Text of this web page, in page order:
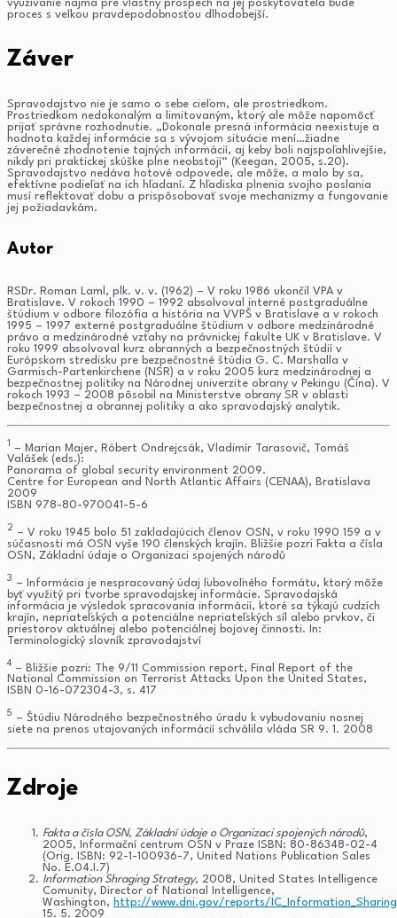
využívanie najmä pre vlastný prospech na jej poskytovateľa bude
proces s veľkou pravdepodobnosťou dlhodobejší.
Záver
Spravodajstvo nie je samo o sebe cieľom, ale prostriedkom.
Prostriedkom nedokonalým a limitovaným, ktorý ale môže napomôcť
prijať správne rozhodnutie. „Dokonale presná informácia neexistuje a
hodnota každej informácie sa s vývojom situácie mení…žiadne
záverečné zhodnotenie tajných informácií, aj keby boli najspoľahlivejšie,
nikdy pri praktickej skúške plne neobstojí“ (Keegan, 2005, s.20).
Spravodajstvo nedáva hotové odpovede, ale môže, a malo by sa,
efektívne podieľať na ich hľadaní. Z hľadiska plnenia svojho poslania
musí reflektovať dobu a prispôsobovať svoje mechanizmy a fungovanie
jej požiadavkám.
Autor
RSDr. Roman Laml, plk. v. v. (1962) – V roku 1986 ukončil VPA v
Bratislave. V rokoch 1990 – 1992 absolvoval interné postgraduálne
štúdium v odbore filozófia a história na VVPŠ v Bratislave a v rokoch
1995 – 1997 externé postgraduálne štúdium v odbore medzinárodné
právo a medzinárodné vzťahy na právnickej fakulte UK v Bratislave. V
roku 1999 absolvoval kurz obranných a bezpečnostných štúdií v
Európskom stredisku pre bezpečnostné štúdia G. C. Marshalla v
Garmisch-Partenkirchene (NSR) a v roku 2005 kurz medzinárodnej a
bezpečnostnej politiky na Národnej univerzite obrany v Pekingu (Čína). V
rokoch 1993 – 2008 pôsobil na Ministerstve obrany SR v oblasti
bezpečnostnej a obrannej politiky a ako spravodajský analytik.
1
– Marian Majer, Róbert Ondrejcsák, Vladimír Tarasovič, Tomáš
Valášek (eds.):
Panorama of global security environment 2009.
Centre for European and North Atlantic Affairs (CENAA), Bratislava
2009
ISBN 978-80-970041-5-6
2 – V roku 1945 bolo 51 zakladajúcich členov OSN, v roku 1990 159 a v
súčasnosti má OSN vyše 190 členských krajín. Bližšie pozri Fakta a čísla
OSN, Základní údaje o Organizaci spojených národů
3 – Informácia je nespracovaný údaj ľubovoľného formátu, ktorý môže
byť využitý pri tvorbe spravodajskej informácie. Spravodajská
informácia je výsledok spracovania informácií, ktoré sa týkajú cudzích
krajín, nepriateľských a potenciálne nepriateľských síl alebo prvkov, či
priestorov aktuálnej alebo potenciálnej bojovej činnosti. In:
Terminologický slovník zpravodajství
4 – Bližšie pozri: The 9/11 Commission report, Final Report of the
National Commission on Terrorist Attacks Upon the United States,
ISBN 0-16-072304-3, s. 417
5 – Štúdiu Národného bezpečnostného úradu k vybudovaniu nosnej
siete na prenos utajovaných informácií schválila vláda SR 9. 1. 2008
Zdroje
Fakta a čísla OSN, Základní údaje o Organizaci spojených národů,
2005, Informační centrum OSN v Praze ISBN: 80-86348-02-4
(Orig. ISBN: 92-1-100936-7, United Nations Publication Sales
No. E.04.I.7)
Information Shraging Strategy, 2008, United States Intelligence
Comunity, Director of National Intelligence,
Washington, http://www.dni.gov/reports/
15. 5. 2009